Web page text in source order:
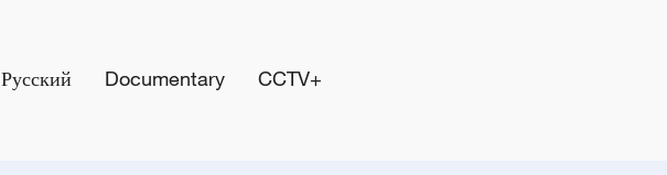
Русский Documentary CCTV+